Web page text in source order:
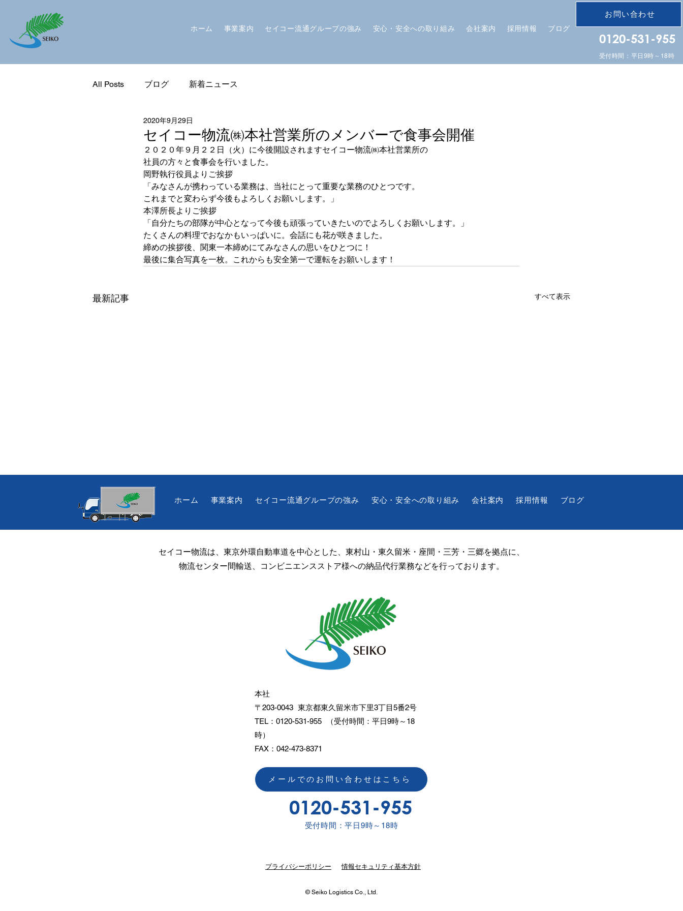
ホーム 事業案内 セイコー流通グループの強み 安心・安全への取り組み 会社案内 採用情報 ブログ
お問い合わせ
0120-531-955
受付時間：平日9時～18時
All Posts ブログ 新着ニュース
セイコー物流㈱本社営業所のメンバーで食事会開催
2020年9月29日
２０２０年９月２２日（火）に今後開設されますセイコー物流㈱本社営業所の
社員の方々と食事会を行いました。
岡野執行役員よりご挨拶
「みなさんが携わっている業務は、当社にとって重要な業務のひとつです。
これまでと変わらず今後もよろしくお願いします。」
本澤所長よりご挨拶
「自分たちの部隊が中心となって今後も頑張っていきたいのでよろしくお願いします。」
たくさんの料理でおなかもいっぱいに。会話にも花が咲きました。
締めの挨拶後、関東一本締めにてみなさんの思いをひとつに！
最後に集合写真を一枚。これからも安全第一で運転をお願いします！
最新記事 すべて表示
消防訓練🚒
休日ゴルフに行ってきました
健康経営優良法人2026「ブラ
ホーム 事業案内 セイコー流通グループの強み 安心・安全への取り組み 会社案内 採用情報 ブログ
セイコー物流は、東京外環自動車道を中心とした、東村山・東久留米・座間・三芳・三郷を拠点に、
物流センター間輸送、コンビニエンスストア様への納品代行業務などを行っております。
本社
〒203-0043 東京都東久留米市下里3丁目5番2号
TEL：0120-531-955 （受付時間：平日9時～18
時）
FAX：042-473-8371
メールでのお問い合わせはこちら
0120-531-955
受付時間：平日9時～18時
プライバシーポリシー 情報セキュリティ基本方針
© Seiko Logistics Co., Ltd.